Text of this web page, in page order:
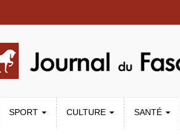
SPORT CULTURE SANTÉ